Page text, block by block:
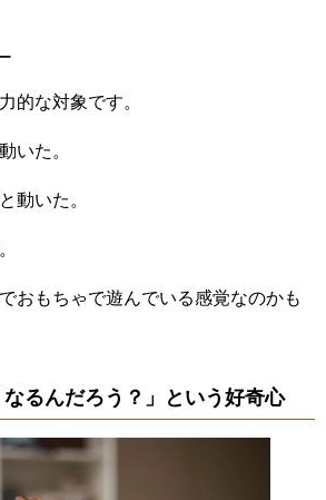
的な対象です。
いた。
動いた。
おもちゃで遊んでいる感覚なのかも
なるんだろう？」という好奇心